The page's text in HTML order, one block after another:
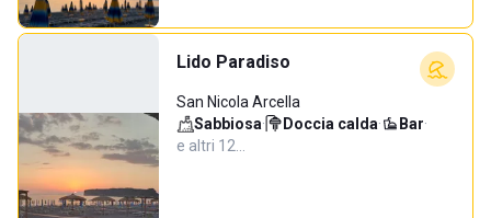
Lido Paradiso
San Nicola Arcella
Sabbiosa· Doccia calda· Bar·
e altri 12…